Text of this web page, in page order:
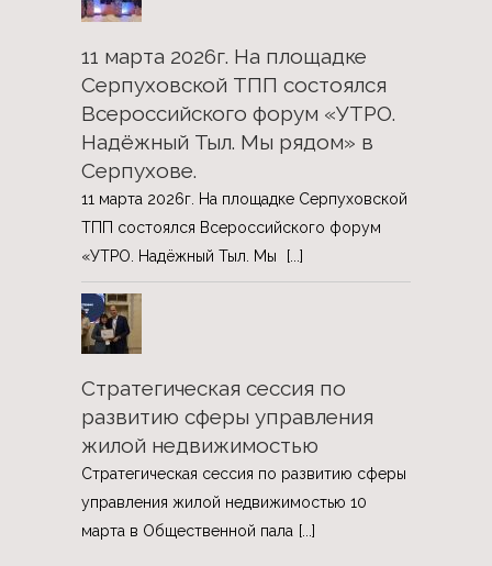
11 марта 2026г. На площадке
Серпуховской ТПП состоялся
Всероссийского форум «УТРО.
Надёжный Тыл. Мы рядом» в
Серпухове.
11 марта 2026г. На площадке Серпуховской
ТПП состоялся Всероссийского форум
«УТРО. Надёжный Тыл. Мы
[...]
Стратегическая сессия по
развитию сферы управления
жилой недвижимостью
Стратегическая сессия по развитию сферы
управления жилой недвижимостью 10
марта в Общественной пала [...]